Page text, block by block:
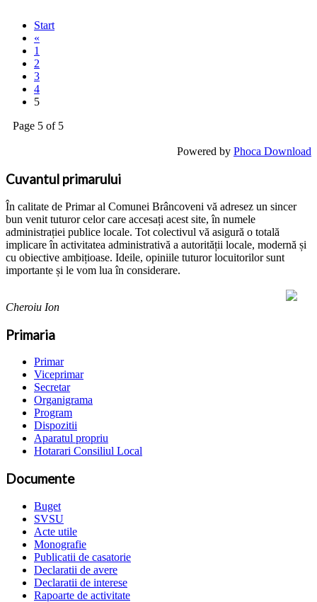
Start
«
1
2
3
4
5
Page 5 of 5
Powered by Phoca Download
Cuvantul primarului
În calitate de Primar al Comunei Brâncoveni vă adresez un sincer
bun venit tuturor celor care accesați acest site, în numele
administrației publice locale. Tot colectivul vă asigură o totală
implicare în activitatea administrativă a autorității locale, modernă și
cu obiective ambițioase. Ideile, opiniile tuturor locuitorilor sunt
importante și le vom lua în considerare.
Cheroiu Ion
Primaria
Primar
Viceprimar
Secretar
Organigrama
Program
Dispozitii
Aparatul propriu
Hotarari Consiliul Local
Documente
Buget
SVSU
Acte utile
Monografie
Publicatii de casatorie
Declaratii de avere
Declaratii de interese
Rapoarte de activitate